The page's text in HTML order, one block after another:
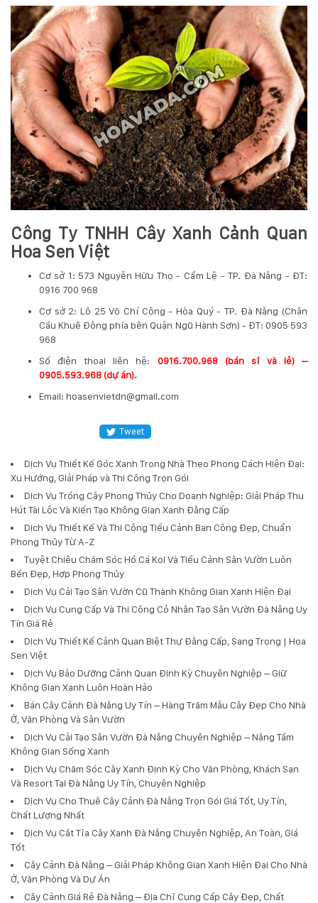
Công Ty TNHH Cây Xanh Cảnh Quan
Hoa Sen Việt
Cơ sở 1: 573 Nguyễn Hữu Thọ - Cẩm Lệ - TP. Đà Nẵng - ĐT:
0916 700 968
Cơ sở 2: Lô 25 Võ Chí Công - Hòa Quý - TP. Đà Nẵng (Chân
Cầu Khuê Đông phía bên Quận Ngũ Hành Sơn) - ĐT: 0905 593
968
​Số điện thoại liên hệ: 0916.700.968 (bán sỉ và lẻ) –
0905.593.968 (dự án).
Email: hoasenvietdn@gmail.com
Tweet
Dịch Vụ Thiết Kế Góc Xanh Trong Nhà Theo Phong Cách Hiện Đại:
Xu Hướng, Giải Pháp và Thi Công Trọn Gói
Dịch Vụ Trồng Cây Phong Thủy Cho Doanh Nghiệp: Giải Pháp Thu
Hút Tài Lộc Và Kiến Tạo Không Gian Xanh Đẳng Cấp
Dịch Vụ Thiết Kế Và Thi Công Tiểu Cảnh Ban Công Đẹp, Chuẩn
Phong Thủy Từ A-Z
Tuyệt Chiêu Chăm Sóc Hồ Cá Koi Và Tiểu Cảnh Sân Vườn Luôn
Bền Đẹp, Hợp Phong Thủy
Dịch Vụ Cải Tạo Sân Vườn Cũ Thành Không Gian Xanh Hiện Đại
Dịch Vụ Cung Cấp Và Thi Công Cỏ Nhân Tạo Sân Vườn Đà Nẵng Uy
Tín Giá Rẻ
Dịch Vụ Thiết Kế Cảnh Quan Biệt Thự Đẳng Cấp, Sang Trọng | Hoa
Sen Việt
Dịch Vụ Bảo Dưỡng Cảnh Quan Định Kỳ Chuyên Nghiệp – Giữ
Không Gian Xanh Luôn Hoàn Hảo
Bán Cây Cảnh Đà Nẵng Uy Tín – Hàng Trăm Mẫu Cây Đẹp Cho Nhà
Ở, Văn Phòng Và Sân Vườn
Dịch Vụ Cải Tạo Sân Vườn Đà Nẵng Chuyên Nghiệp – Nâng Tầm
Không Gian Sống Xanh
Dịch Vụ Chăm Sóc Cây Xanh Định Kỳ Cho Văn Phòng, Khách Sạn
Và Resort Tại Đà Nẵng Uy Tín, Chuyên Nghiệp
Dịch Vụ Cho Thuê Cây Cảnh Đà Nẵng Trọn Gói Giá Tốt, Uy Tín,
Chất Lượng Nhất
Dịch Vụ Cắt Tỉa Cây Xanh Đà Nẵng Chuyên Nghiệp, An Toàn, Giá
Tốt
Cây Cảnh Đà Nẵng – Giải Pháp Không Gian Xanh Hiện Đại Cho Nhà
Ở, Văn Phòng Và Dự Án
Cây Cảnh Giá Rẻ Đà Nẵng – Địa Chỉ Cung Cấp Cây Đẹp, Chất